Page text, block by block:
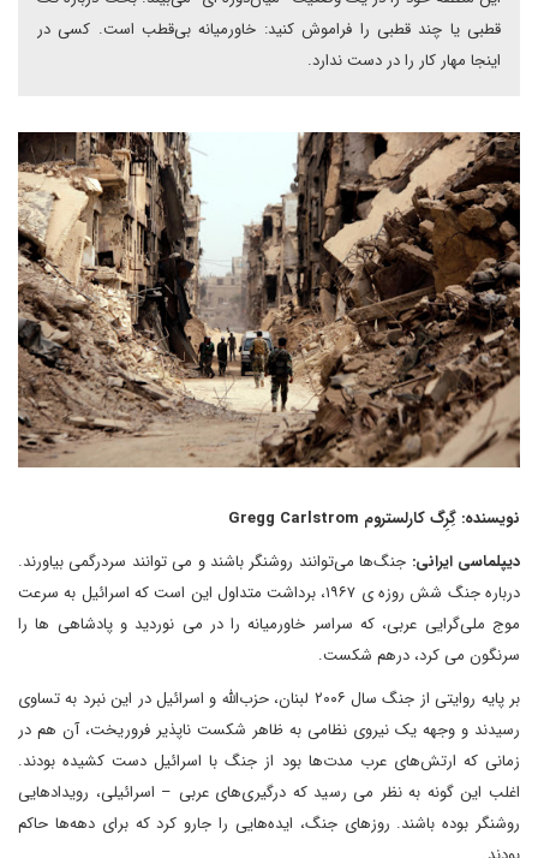
قطبی یا چند قطبی را فراموش کنید: خاورمیانه بی‌قطب است. کسی در
اینجا مهار کار را در دست ندارد.
نویسنده: گِرِگ کارلستروم Gregg Carlstrom
دیپلماسی ایرانی: جنگ‌ها می‌توانند روشنگر باشند و می توانند سردرگمی بیاورند.
درباره جنگ شش روزه ی ۱۹۶۷، برداشت متداول این است که اسرائیل به سرعت
موج ملی‌گرایی عربی، که سراسر خاورمیانه را در می نوردید و پادشاهی ها را
سرنگون می کرد، درهم شکست.
بر پایه روایتی از جنگ سال ۲۰۰۶ لبنان، حزب‌الله و اسرائیل در این نبرد به تساوی
رسیدند و وجهه یک نیروی نظامی به ظاهر شکست ناپذیر فروریخت، آن هم در
زمانی که ارتش‌های عرب مدت‌ها بود از جنگ با اسرائیل دست کشیده بودند.
اغلب این گونه به نظر می رسید که درگیری‌های عربی – اسرائیلی، رویدادهایی
روشنگر بوده باشند. روزهای جنگ، ایده‌هایی را جارو کرد که برای دهه‌ها حاکم